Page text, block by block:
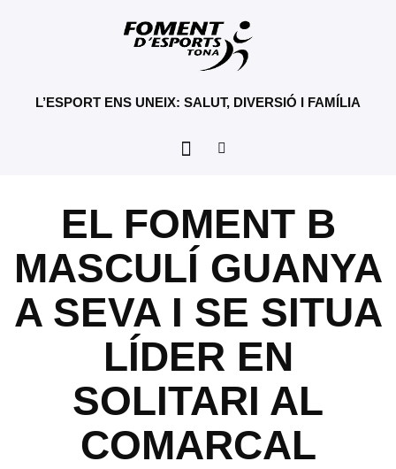
L’ESPORT ENS UNEIX: SALUT, DIVERSIÓ I FAMÍLIA
EL FOMENT B
MASCULÍ GUANYA
A SEVA I SE SITUA
LÍDER EN
SOLITARI AL
COMARCAL